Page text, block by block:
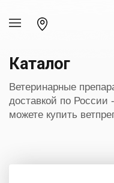
Каталог
Ветеринарные
доставкой по России
можете купить